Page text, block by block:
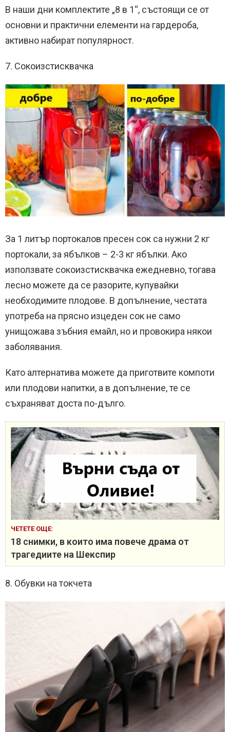
В наши дни комплектите „8 в 1“, състоящи се от
основни и практични елементи на гардероба,
активно набират популярност.
7. Сокоизстисквачка
За 1 литър портокалов пресен сок са нужни 2 кг
портокали, за ябълков – 2-3 кг ябълки. Ако
използвате сокоизстисквачка ежедневно, тогава
лесно можете да се разорите, купувайки
необходимите плодове. В допълнение, честата
употреба на прясно изцеден сок не само
унищожава зъбния емайл, но и провокира някои
заболявания.
Като алтернатива можете да приготвите компоти
или плодови напитки, а в допълнение, те се
съхраняват доста по-дълго.
ЧЕТЕТЕ ОЩЕ:
18 снимки, в които има повече драма от
трагедиите на Шекспир
8. Обувки на токчета